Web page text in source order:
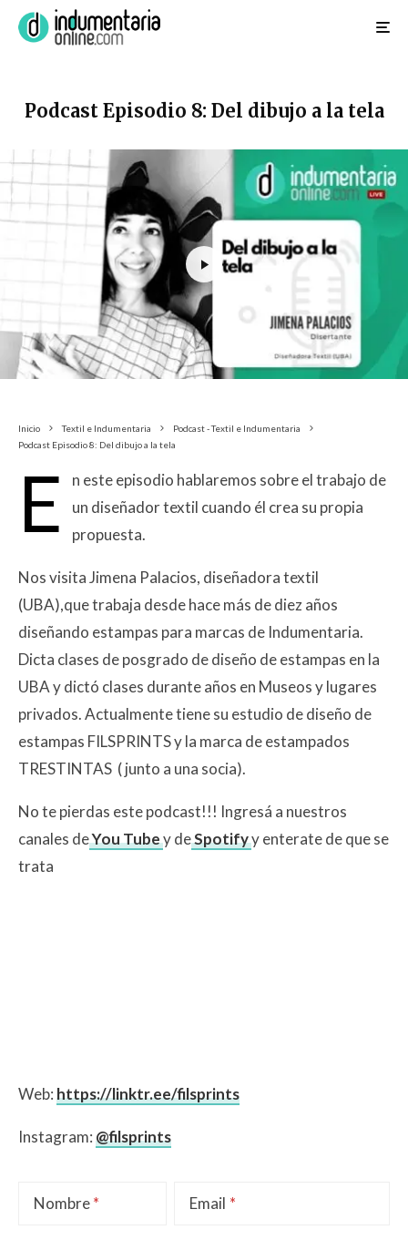
Podcast Episodio 8: Del dibujo a la tela
Inicio Textil e Indumentaria
Podcast - Textil e Indumentaria
Podcast Episodio 8: Del dibujo a la tela
E
n este episodio hablaremos sobre el trabajo de
un diseñador textil cuando él crea su propia
propuesta.
Nos visita Jimena Palacios, diseñadora textil
(UBA),que trabaja desde hace más de diez años
diseñando estampas para marcas de Indumentaria.
Dicta clases de posgrado de diseño de estampas en la
UBA y dictó clases durante años en Museos y lugares
privados. Actualmente tiene su estudio de diseño de
estampas FILSPRINTS y la marca de estampados
TRESTINTAS ( junto a una socia).
No te pierdas este podcast!!! Ingresá a nuestros
canales deYou Tubey deSpotifyy enterate de que se
trata
Web:https://linktr.ee/filsprints
Instagram:@filsprints
Nombre Email